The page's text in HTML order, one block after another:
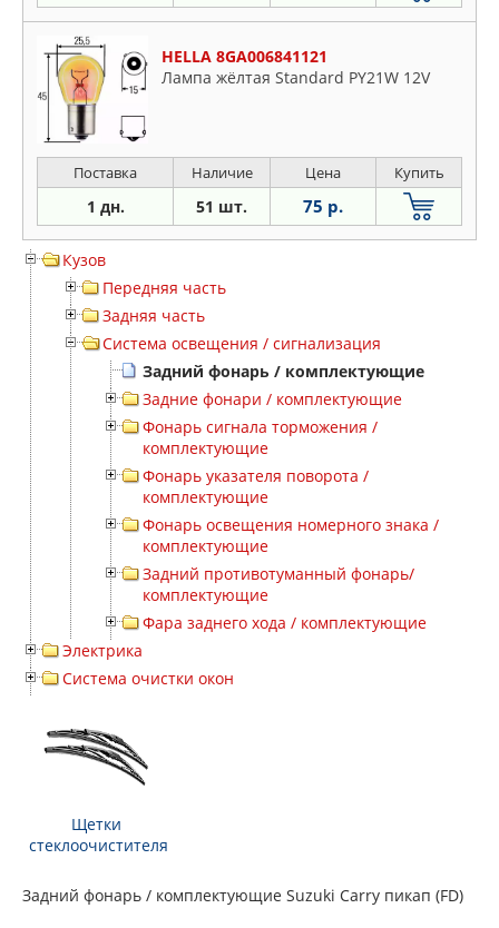
HELLA 8GA006841121
Лампа жёлтая Standard PY21W 12V
Поставка Наличие Цена Купить
1 дн. 51 шт. 75 р.
Кузов
Передняя часть
Задняя часть
Система освещения / сигнализация
Задний фонарь / комплектующие
Задние фонари / комплектующие
Фонарь сигнала торможения /
комплектующие
Фонарь указателя поворота /
комплектующие
Фонарь освещения номерного знака /
комплектующие
Задний противотуманный фонарь/
комплектующие
Фара заднего хода / комплектующие
Электрика
Система очистки окон
Щетки
стеклоочистителя
Задний фонарь / комплектующие Suzuki Carry пикап (FD)